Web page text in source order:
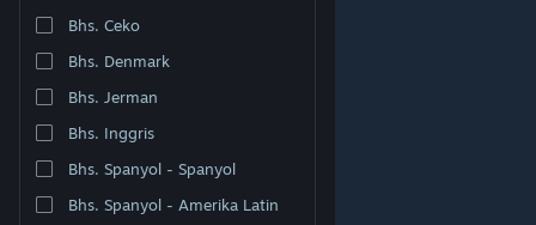
Bhs. Ceko
Bhs. Denmark
Bhs. Jerman
Bhs. Inggris
Bhs. Spanyol - Spanyol
Bhs. Spanyol - Amerika Latin